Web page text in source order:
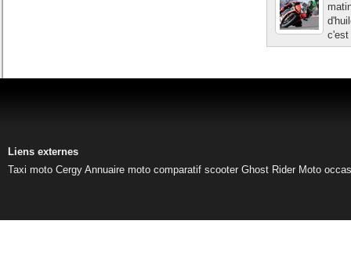
c'est
Liens externes
Taxi moto Cergy Annuaire moto comparatif scooter Ghost Rider Moto